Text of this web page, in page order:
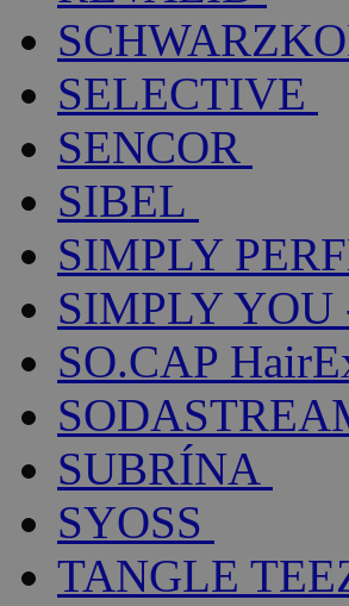
SELECTIVE
SENCOR
SIBEL
SIMPLY
SIMPLY
SO.CAP
SUBRÍNA
SYOSS
TANGLE